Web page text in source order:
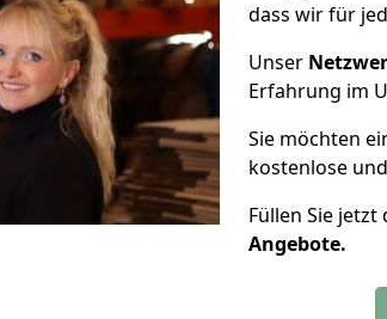
dass wir für
Unser
Erfahrung im
Sie möchten
kostenlose
Füllen Sie
Angebote.